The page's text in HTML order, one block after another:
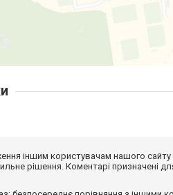
іншим користувачам нашого
рішення. Коментарі призначені